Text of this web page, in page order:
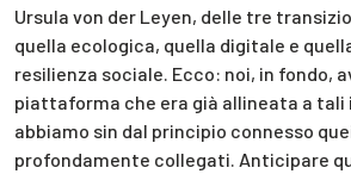
Ursula von der Leyen, delle tre
quella ecologica, quella digitale e
resilienza sociale. Ecco: noi, in fondo,
piattaforma che era già allineata a tali
abbiamo sin dal principio connesso
profondamente collegati. Anticipare